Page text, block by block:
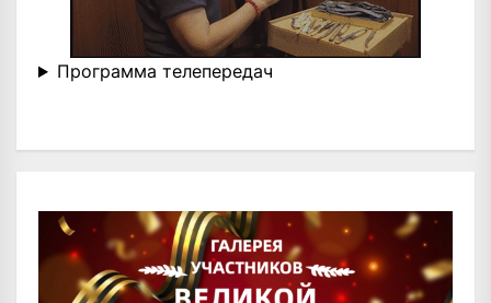
Программа телепередач